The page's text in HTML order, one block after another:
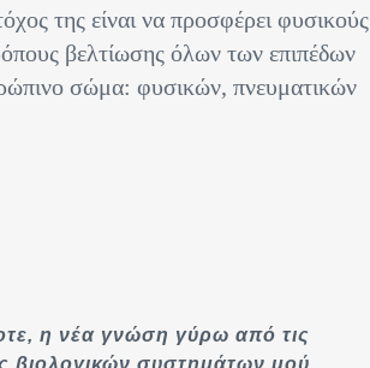
της είναι να προσφέρει φυσικούς
βελτίωσης όλων των επιπέδων
σώμα: φυσικών, πνευματικών
η νέα γνώση γύρω από τις
βιολογικών συστημάτων μού